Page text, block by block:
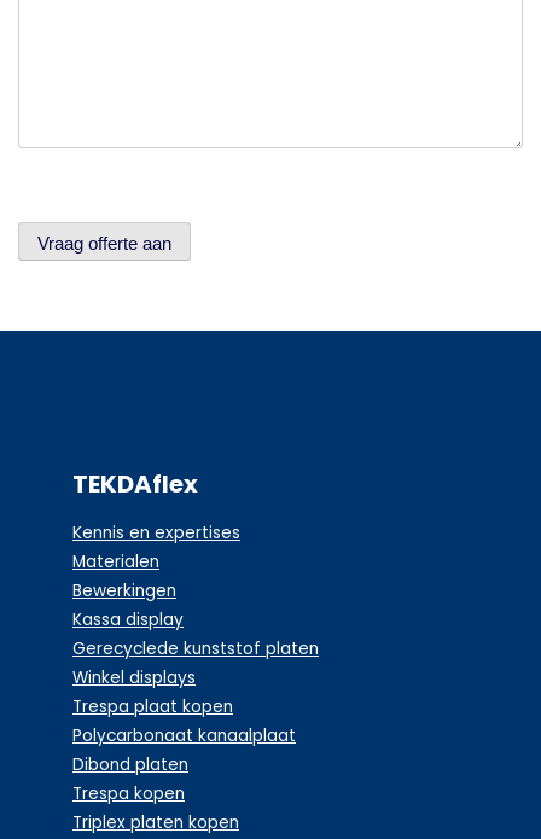
Vraag offerte aan
TEKDAflex
Kennis en expertises
Materialen
Bewerkingen
Kassa display
Gerecyclede kunststof platen
Winkel displays
Trespa plaat kopen
Polycarbonaat kanaalplaat
Dibond platen
Trespa kopen
Triplex platen kopen